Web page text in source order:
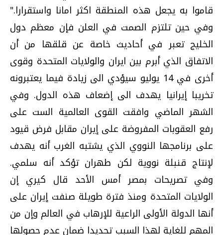
قاموا به يجعل هذه المنطقة اكثر امانا واستقرارا."
وفي حين تلتزم الصمت في العلن فإن معظم دول
الخليج تعبر في أحاديث خاصة عن قلقها من أن
الاتفاق الذي أبرم بين ايران والولايات المتحدة وقوى
أخرى في 14 يوليو سيؤدي الى زيادة فيما يعتبرونه
تخريبا إيرانيا يهدف الى إضعاف هذه الدول. وفي
الشهر الماضي وافقت القوى العالمية الست على
رفع العقوبات المفروضة على إيران مقابل فرض قيود
على برنامجها النووي الذي يشتبه الغرب أنه يهدف
لإنتاج قنبلة نووية لكن طهران تؤكد أنه سلمي.
وفي تصريحات بمصر أمس الأحد قال كيري إن
الولايات المتحدة ومنذ فترة طويلة صنفت إيران على
أنها الدولة الأولى الراعية للإرهاب في العالم وإن من
المهم للغاية لهذا السبب تحديدا ضمان عدم حصولها